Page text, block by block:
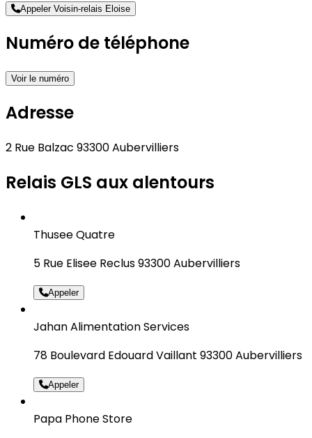
Appeler Voisin-relais Eloise
Numéro de téléphone
Voir le numéro
Adresse
2 Rue Balzac 93300 Aubervilliers
Relais GLS aux alentours
Thusee Quatre
5 Rue Elisee Reclus 93300 Aubervilliers
Appeler
Jahan Alimentation Services
78 Boulevard Edouard Vaillant 93300 Aubervilliers
Appeler
Papa Phone Store